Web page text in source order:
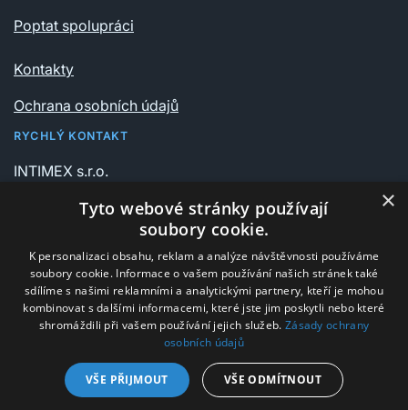
Poptat spolupráci
Kontakty
Ochrana osobních údajů
RYCHLÝ KONTAKT
INTIMEX s.r.o.
735 06 Karviná – Nové Město
+420 596 311 612
intimex@post.cz
IČ 25908375
×
Tyto webové stránky používají
soubory cookie.
K personalizaci obsahu, reklam a analýze návštěvnosti používáme
soubory cookie. Informace o vašem používání našich stránek také
sdílíme s našimi reklamními a analytickými partnery, kteří je mohou
kombinovat s dalšími informacemi, které jste jim poskytli nebo které
shromáždili při vašem používání jejich služeb. Zásady ochrany
osobních údajů
VŠE PŘIJMOUT VŠE ODMÍTNOUT